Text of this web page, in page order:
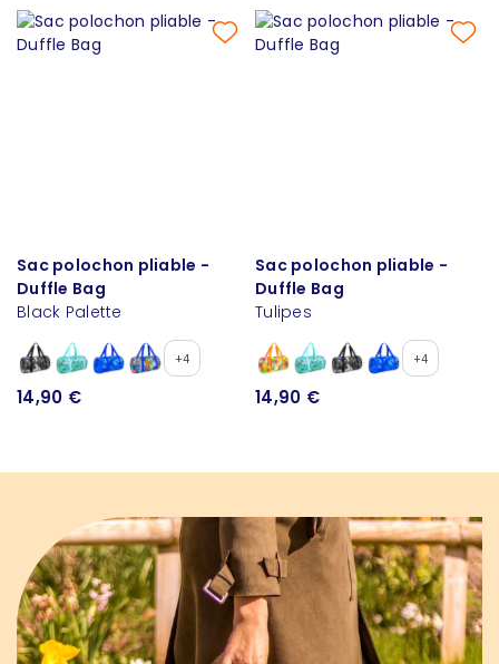
Sac polochon pliable -
Duffle Bag
Black Palette
+4
14,90 €
Sac polochon pliable -
Duffle Bag
Tulipes
+4
14,90 €